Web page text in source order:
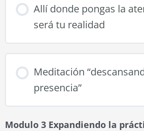
Allí donde pongas la
será tu realidad
Meditación
presencia”
Modulo 3 Expandiendo la